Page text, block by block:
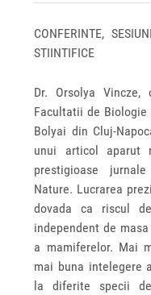
CONFERINTE,
STIINTIFICE
Dr. Orsolya Vincze,
Facultatii de
Bolyai din Cluj-
unui articol aparut
prestigioase
Nature. Lucrarea
dovada ca riscul
independent de
a mamiferelor. Mai
mai buna intelegere
la diferite specii